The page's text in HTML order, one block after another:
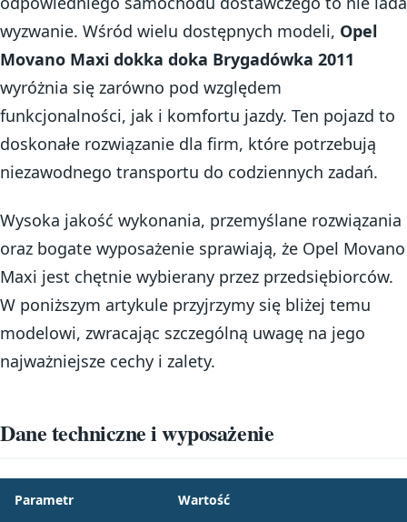
wyzwanie. Wśród wielu dostępnych modeli, Opel
Movano Maxi dokka doka Brygadówka 2011
wyróżnia się zarówno pod względem
funkcjonalności, jak i komfortu jazdy. Ten pojazd to
doskonałe rozwiązanie dla firm, które potrzebują
niezawodnego transportu do codziennych zadań.
Wysoka jakość wykonania, przemyślane rozwiązania
oraz bogate wyposażenie sprawiają, że Opel Movano
Maxi jest chętnie wybierany przez przedsiębiorców.
W poniższym artykule przyjrzymy się bliżej temu
modelowi, zwracając szczególną uwagę na jego
najważniejsze cechy i zalety.
Dane techniczne i wyposażenie
Parametr Wartość